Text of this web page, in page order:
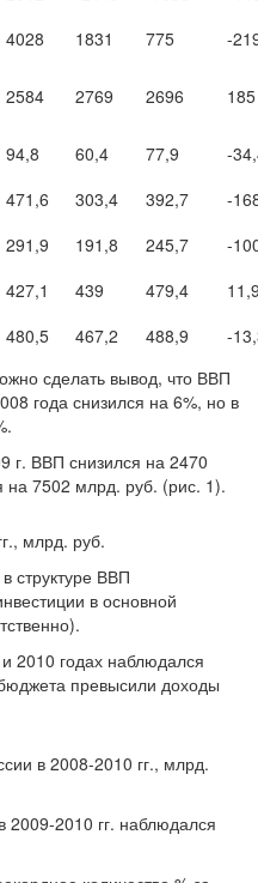
4028 1831 775
-
2584 2769 2696 185
94,8 60,4 77,9
-
471,6 303,4 392,7
-
291,9 191,8 245,7
-
427,1 439 479,4
480,5 467,2 488,9
-
сделать вывод, что ВВП
года снизился на 6%, но в
г. ВВП снизился на 2470
на 7502 млрд. руб. (рис. 1).
млрд. руб.
структуре ВВП
в основной
2010 годах наблюдался
превысили доходы
в 2008-2010 гг., млрд.
2010 гг. наблюдался